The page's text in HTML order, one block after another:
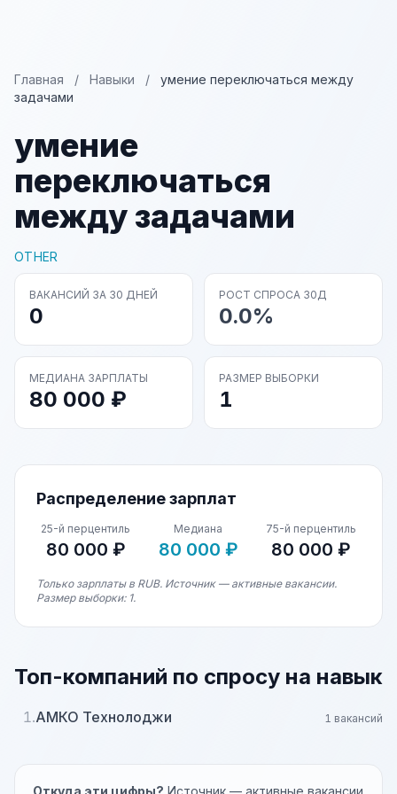
Главная / Навыки /
умение переключаться между
задачами
умение
переключаться
между задачами
OTHER
ВАКАНСИЙ ЗА 30 ДНЕЙ
0
РОСТ СПРОСА 30Д
0.0%
МЕДИАНА ЗАРПЛАТЫ
80 000 ₽
РАЗМЕР ВЫБОРКИ
1
Распределение зарплат
25-й перцентиль
80 000 ₽
Медиана
80 000 ₽
75-й перцентиль
80 000 ₽
Только зарплаты в RUB. Источник — активные вакансии.
Размер выборки: 1.
Топ-компаний по спросу на навык
1.АМКО Технолоджи 1 вакансий
Откуда эти цифры? Источник — активные вакансии